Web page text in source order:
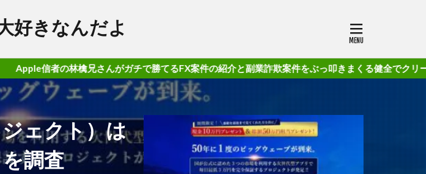
好きなんだよ
兄さんがガチで勝てるFX案件の紹介と副業詐欺案件をぶっ叩きまくる健全でクリーンなブログです!!
ジェクト）は
調査